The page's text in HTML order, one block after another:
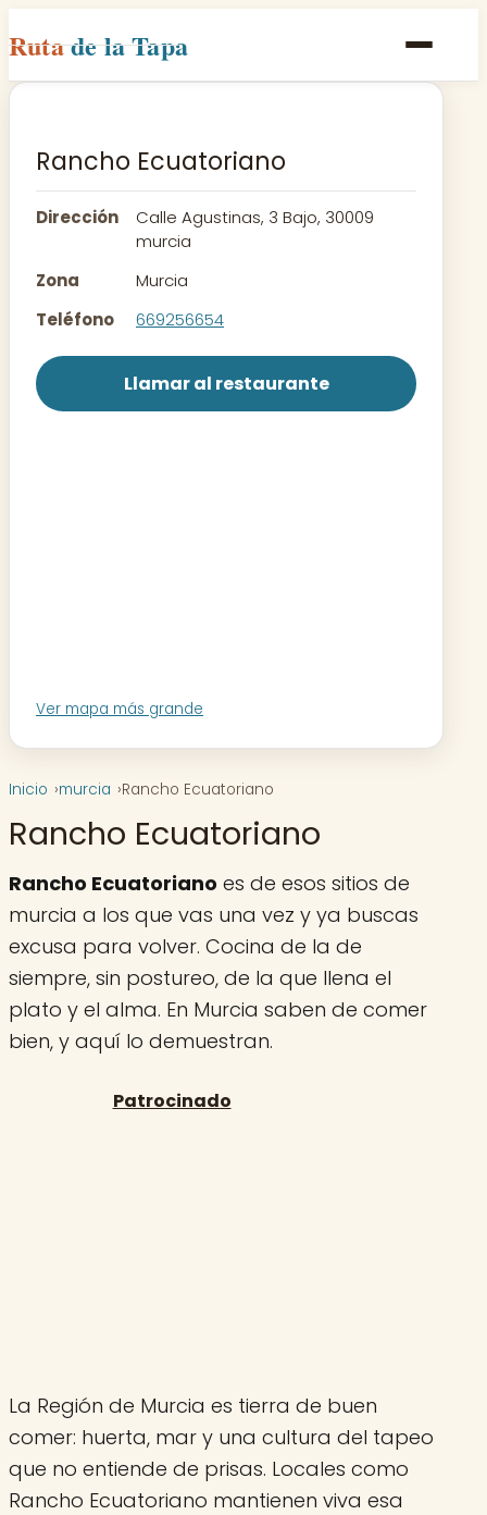
Rutade la Tapa
Inicio
Rutas
Contacto
Rancho Ecuatoriano
Dirección
Calle Agustinas, 3 Bajo, 30009
murcia
Zona
Murcia
Teléfono
669256654
Llamar al restaurante
Ver mapa más grande
Inicio murcia Rancho Ecuatoriano
Rancho Ecuatoriano
Rancho Ecuatoriano es de esos sitios de
murcia a los que vas una vez y ya buscas
excusa para volver. Cocina de la de
siempre, sin postureo, de la que llena el
plato y el alma. En Murcia saben de comer
bien, y aquí lo demuestran.
La Región de Murcia es tierra de buen
comer: huerta, mar y una cultura del tapeo
que no entiende de prisas. Locales como
Rancho Ecuatoriano mantienen viva esa